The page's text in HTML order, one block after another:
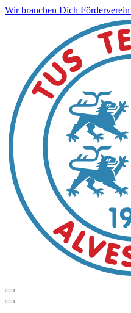
Wir brauchen Dich Förderverein